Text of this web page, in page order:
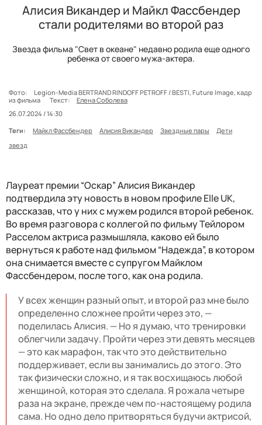
Алисия Викандер и Майкл Фассбендер
стали родителями во второй раз
Звезда фильма "Свет в океане" недавно родила еще одного
ребенка от своего мужа-актера.
Фото:
Legion-Media BERTRAND RINDOFF PETROFF / BESTI, Future Image, кадр
из фильма
Текст:
Елена Соболева
26.07.2024 / 14:30
Теги:
Майкл Фассбендер Алисия Викандер Звездные пары
Дети
звезд
Лауреат премии “Оскар” Алисия Викандер
подтвердила эту новость в новом профиле Elle UK,
рассказав, что у них с мужем родился второй ребенок.
Во время разговора с коллегой по фильму Тейлором
Расселом актриса размышляла, каково ей было
вернуться к работе над фильмом “Надежда”, в котором
она снимается вместе с супругом Майклом
Фассбендером, после того, как она родила.
У всех женщин разный опыт, и второй раз мне было
определенно сложнее пройти через это, —
поделилась Алисия. — Но я думаю, что тренировки
облегчили задачу. Пройти через эти девять месяцев
— это как марафон, так что это действительно
поддерживает, если вы занимались до этого. Это
так физически сложно, и я так восхищаюсь любой
женщиной, которая это сделала. Я рожала четыре
раза на экране, прежде чем по-настоящему родила
сама. Но одно дело притворяться будучи актрисой,